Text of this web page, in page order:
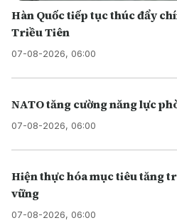
Hàn Quốc tiếp tục thúc đẩy
Triều Tiên
07-08-2026, 06:00
NATO tăng cường năng lực
07-08-2026, 06:00
Hiện thực hóa mục tiêu tăng
vững
07-08-2026, 06:00